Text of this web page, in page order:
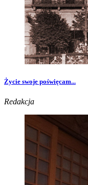
Życie swoje poświęcam...
Redakcja